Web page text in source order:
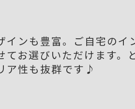
インも豊富。ご自宅のイ
てお選びいただけます。
ア性も抜群です♪